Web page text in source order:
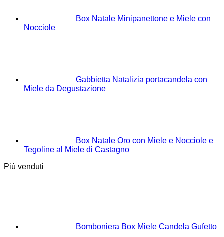
Box Natale Minipanettone e Miele con
Nocciole
Gabbietta Natalizia portacandela con
Miele da Degustazione
Box Natale Oro con Miele e Nocciole e
Tegoline al Miele di Castagno
Più venduti
Bomboniera Box Miele Candela Gufetto